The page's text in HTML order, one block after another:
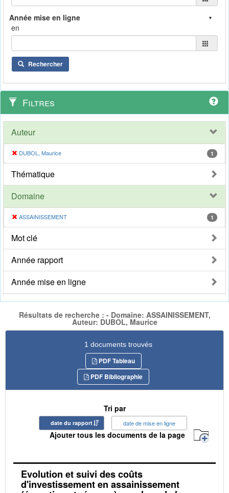
en
Rechercher
Filtres
Auteur
DUBOL, Maurice 1
Thématique
Domaine
ASSAINISSEMENT 1
Mot clé
Année rapport
Année mise en ligne
Résultats de recherche : - Domaine: ASSAINISSEMENT,
Auteur: DUBOL, Maurice
1 documents trouvés
PDF Tableau
PDF Bibliographie
Tri par
date du rapport date de mise en ligne
Ajouter tous les documents de la page
Evolution et suivi des coûts
d'investissement en assainissement